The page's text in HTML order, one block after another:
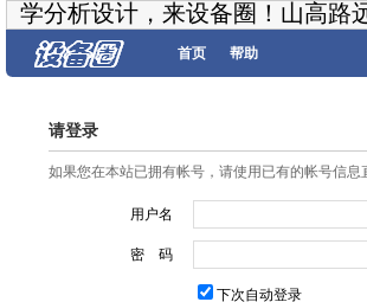
学分析设计，来设备圈！山高路
首页 帮助
请登录
如果您在本站已拥有帐号，请使用已有的帐号信
用户名
密 码
下次自动登录